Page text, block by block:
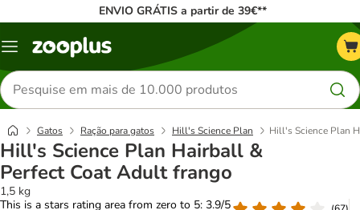
ENVIO GRÁTIS a partir de 39€**
Menu
Pesquisar
produtos
Gatos Ração para gatos Hill's Science Plan Hill's Science Plan
Hill's Science Plan Hairball &
Perfect Coat Adult frango
1,5 kg
This is a stars rating area from zero to 5: 3.9/5